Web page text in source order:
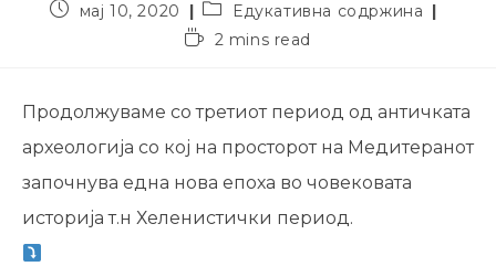
мај 10, 2020
Едукативна содржина
2 mins read
Продолжуваме со третиот период од античката
археологија со кој на просторот на Медитеранот
започнува една нова епоха во човековата
историја т.н Хеленистички период.